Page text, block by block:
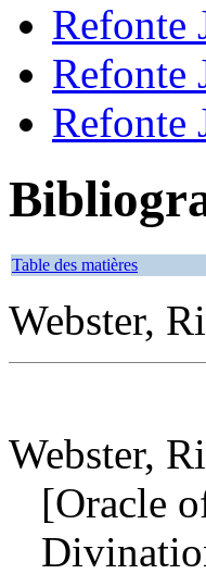
Refonte
Refonte
Refonte
Table des matières
Webster,
Webster,
[Oracle